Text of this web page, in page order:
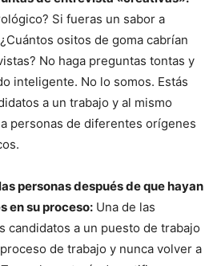
Si fueras un sabor a
ositos de goma cabrían
No haga preguntas tontas y
inteligente. No lo somos. Estás
a un trabajo y al mismo
personas de diferentes orígenes
personas después de que hayan
en su proceso: Una de las
candidatos a un puesto de trabajo
de trabajo y nunca volver a